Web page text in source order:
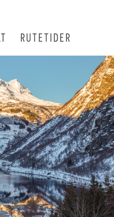
RUTETIDER